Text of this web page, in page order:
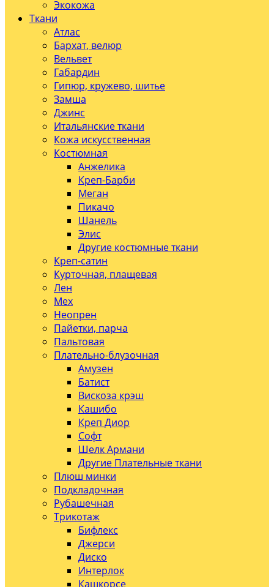
Экокожа
Ткани
Атлас
Бархат, велюр
Вельвет
Габардин
Гипюр, кружево, шитье
Замша
Джинс
Итальянские ткани
Кожа искусственная
Костюмная
Анжелика
Креп-Барби
Меган
Пикачо
Шанель
Элис
Другие костюмные ткани
Креп-сатин
Курточная, плащевая
Лен
Мех
Неопрен
Пайетки, парча
Пальтовая
Плательно-блузочная
Амузен
Батист
Вискоза крэш
Кашибо
Креп Диор
Софт
Шелк Армани
Другие Плательные ткани
Плюш минки
Подкладочная
Рубашечная
Трикотаж
Бифлекс
Джерси
Диско
Интерлок
Кашкорсе